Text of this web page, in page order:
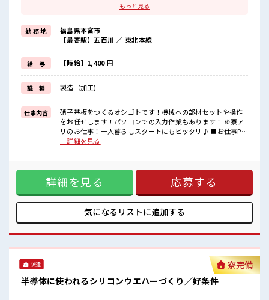
寮周辺には飲食店やスーパーがあるのでとっても便利！
【やる気UPの手当充実】研修期間を終えたら…毎月1万円の皆勤手当
あり！
2年以上勤務した方には…毎月5000円の長期勤務手当あり！
【高時給&交替制】深夜手当を含む交替制でその分しっかり上乗せ
OK！
休日もシフト制のため平日にゆったりと過ごせるかも！
【ウレシイPoint】残業がほとんどないため仕事帰りの計画も立てや
この機会にぜひチャレンジしてみませんか？
《男女スタッフさんが活躍中》フォロー体制バッチリ★
国道のすぐ近くなので
車通勤もしやすい！
無料の駐車場完備！
他にはロッカーや一息つける休憩室もあり！
お弁当の注文もOK！
#ryo
もっと見る
勤 務 地
福島県本宮市
【最寄駅】五百川 ／ 東北本線
給 与 【時給】1,400 円
職 種 製造（加工)
仕事内容
硝子基板をつくるオシゴトです！機械への部材セットや操作
をお任せします！パソコンでの入力作業もあります！ ※寮ア
リのお仕事！一人暮らしスタートにもピッタリ♪ ■お仕事PR
【快適ワンルーム寮】TV/冷蔵庫/洗濯機/電子レンジ/エアコン
とっても便利！ 【やる気UPの手当充実】研修期間を終えた
ら…毎月1万円の皆勤手当あり！ 2年以上勤務した方には…毎
月5000円の長期勤務手当あり！ 【高時給&交替制】深夜手当
を含む交替制でその分しっかり上乗せOK！ 休日もシフト制の
ため平日にゆったりと過ごせるかも！ 【ウレシイPoint】残業
がほとんどないため仕事帰りの計画も立てやすい！ この機会
タッフさんが活躍中》フォロー体制バッチリ★ 国道のすぐ近
くなので 車通勤もしやすい！ 無料の駐車場完備！ 他にはロッ
カーや一息つける休憩室もあり！ お弁当の注文もOK！ #ryo
…詳細を見る
詳細を見る 応募する
気になるリストに追加する
派遣
半導体に使われるシリコンウエハーづくり／好条件
寮完備